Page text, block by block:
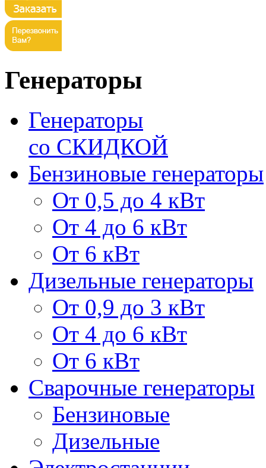
Генераторы
Генераторы
со СКИДКОЙ
Бензиновые генераторы
От 0,5 до 4 кВт
От 4 до 6 кВт
От 6 кВт
Дизельные генераторы
От 0,9 до 3 кВт
От 4 до 6 кВт
От 6 кВт
Сварочные генераторы
Бензиновые
Дизельные